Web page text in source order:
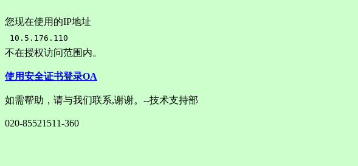
您现在使用的IP地址
不在授权访问范围内。
使用安全证书登录OA
如需帮助，请与我们联系,谢谢。--技术支持部
020-85521511-360